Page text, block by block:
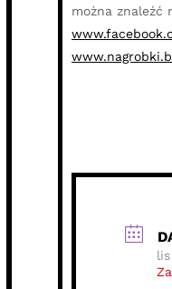
można znaleźć